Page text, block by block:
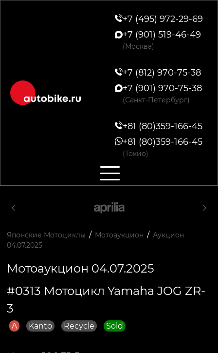
+7 (495) 972-29-69
+7 (901) 519-46-49
(Москва)
+7 (812) 970-75-38
+7 (901) 970-75-38
(Санкт-Петербург)
+81 (80)359-166-45
+81 (80)359-166-45
(Токио)
Японские Мотоциклы / Мотоаукцион / Аукцион
04.07.2025
Мотоаукцион 04.07.2025
#0313 Мотоцикл Yamaha JOG ZR-
3
A Kanto Recycle Sold